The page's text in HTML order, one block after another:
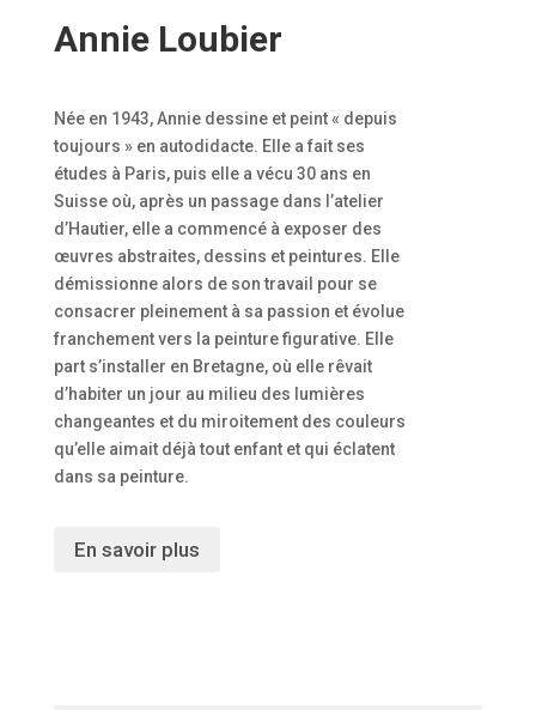
Annie Loubier
Née en 1943, Annie dessine et peint « depuis
toujours » en autodidacte. Elle a fait ses
études à Paris, puis elle a vécu 30 ans en
Suisse où, après un passage dans l’atelier
d’Hautier, elle a commencé à exposer des
œuvres abstraites, dessins et peintures. Elle
démissionne alors de son travail pour se
consacrer pleinement à sa passion et évolue
franchement vers la peinture figurative. Elle
part s’installer en Bretagne, où elle rêvait
d’habiter un jour au milieu des lumières
changeantes et du miroitement des couleurs
qu’elle aimait déjà tout enfant et qui éclatent
dans sa peinture.
En savoir plus